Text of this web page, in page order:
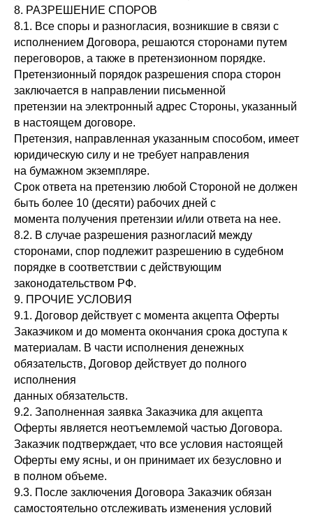
8. РАЗРЕШЕНИЕ СПОРОВ
8.1. Все споры и разногласия, возникшие в связи с
исполнением Договора, решаются сторонами путем
переговоров, а также в претензионном порядке.
Претензионный порядок разрешения спора сторон
заключается в направлении письменной
претензии на электронный адрес Стороны, указанный
в настоящем договоре.
Претензия, направленная указанным способом, имеет
юридическую силу и не требует направления
на бумажном экземпляре.
Срок ответа на претензию любой Стороной не должен
быть более 10 (десяти) рабочих дней с
момента получения претензии и/или ответа на нее.
8.2. В случае разрешения разногласий между
сторонами, спор подлежит разрешению в судебном
порядке в соответствии с действующим
законодательством РФ.
9. ПРОЧИЕ УСЛОВИЯ
9.1. Договор действует с момента акцепта Оферты
Заказчиком и до момента окончания срока доступа к
материалам. В части исполнения денежных
обязательств, Договор действует до полного
исполнения
данных обязательств.
9.2. Заполненная заявка Заказчика для акцепта
Оферты является неотъемлемой частью Договора.
Заказчик подтверждает, что все условия настоящей
Оферты ему ясны, и он принимает их безусловно и
в полном объеме.
9.3. После заключения Договора Заказчик обязан
самостоятельно отслеживать изменения условий